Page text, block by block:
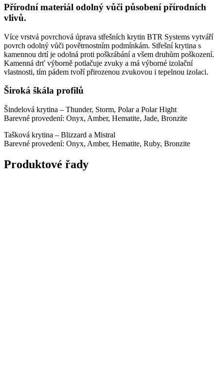
Přírodní materiál odolný vůči působení přírodních
vlivů.
Více vrstvá povrchová úprava střešních krytin BTR Systems vytváří
povrch odolný vůči povětrnostním podmínkám. Střešní krytina s
kamennou drtí je odolná proti poškrábání a všem druhům poškození.
Kamenná drť výborně potlačuje zvuky a má výborné izolační
vlastnosti, tím pádem tvoří přirozenou zvukovou i tepelnou izolaci.
Široká škála profilů
Šindelová krytina – Thunder, Storm, Polar a Polar Hight
Barevné provedení: Onyx, Amber, Hematite, Jade, Bronzite
Tašková krytina – Blizzard a Mistral
Barevné provedení: Onyx, Amber, Hematite, Ruby, Bronzite
Produktové řady